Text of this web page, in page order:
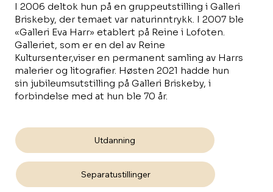
I 2006 deltok hun på en gruppeutstilling i Galleri
Briskeby, der temaet var naturinntrykk. I 2007 ble
«Galleri Eva Harr» etablert på Reine i Lofoten.
Galleriet, som er en del av Reine
Kultursenter,viser en permanent samling av Harrs
malerier og litografier. Høsten 2021 hadde hun
sin jubileumsutstilling på Galleri Briskeby, i
forbindelse med at hun ble 70 år.
Utdanning
Separatustillinger